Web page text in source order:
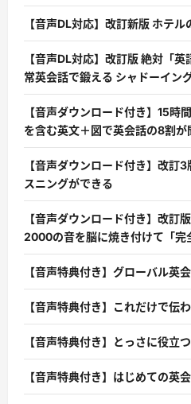
【音声DL対応】改訂新版 ホテ
【音声DL対応】改訂版 絶対「
常英会話で鍛える シャドーイン
【音声ダウンロード付き】15時
を含む英文＋図で英会話の8割が
【音声ダウンロード付き】改訂
スニングができる
【音声ダウンロード付き】改訂
2000の音を脳に焼き付けて「完
【音声特典付き】グローバル英
【音声特典付き】これだけで伝
【音声特典付き】とっさに役立
【音声特典付き】はじめての英